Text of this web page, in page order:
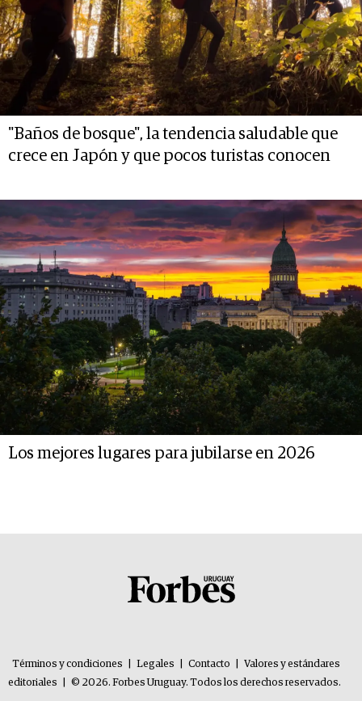
"Baños de bosque", la tendencia saludable que
crece en Japón y que pocos turistas conocen
Los mejores lugares para jubilarse en 2026
Términos y condiciones Legales Contacto
Valores y estándares
editoriales
© 2026. Forbes Uruguay. Todos los derechos reservados.